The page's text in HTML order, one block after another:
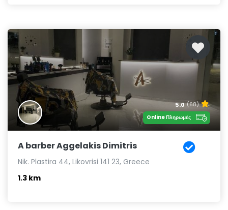
5.0 (68)
Online Πληρωμές
A barber Aggelakis Dimitris
Nik. Plastira 44, Likovrisi 141 23, Greece
1.3 km